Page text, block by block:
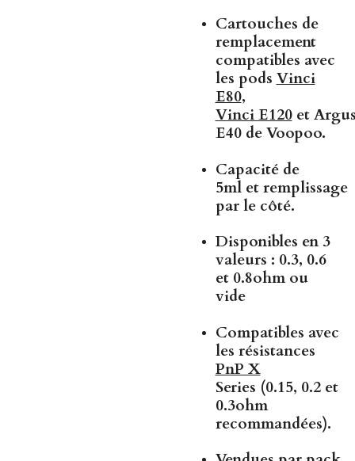
Cartouches de
remplacement
compatibles avec
les pods Vinci
E80,
Vinci E120 et
E40de Voopoo.
Capacité de
5ml et remplissage
par le côté.
Disponibles en 3
valeurs : 0.3, 0.6
et 0.8ohm ou
vide
Compatibles avec
les résistances
PnP X
Series (0.15, 0.2 et
0.3ohm
recommandées).